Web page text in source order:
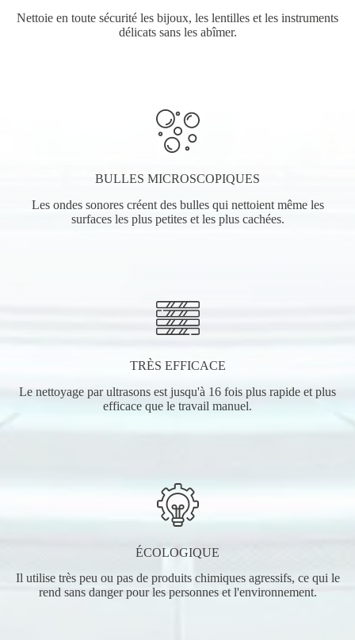
Nettoie en toute sécurité les bijoux, les lentilles et les instruments
délicats sans les abîmer.
BULLES MICROSCOPIQUES
Les ondes sonores créent des bulles qui nettoient même les
surfaces les plus petites et les plus cachées.
TRÈS EFFICACE
Le nettoyage par ultrasons est jusqu'à 16 fois plus rapide et plus
efficace que le travail manuel.
ÉCOLOGIQUE
Il utilise très peu ou pas de produits chimiques agressifs, ce qui le
rend sans danger pour les personnes et l'environnement.